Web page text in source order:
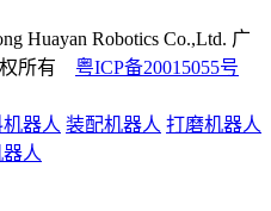
Huayan Robotics Co.,Ltd. 广
权所有 粤ICP备20015055号
机器人 装配机器人 打磨机器人
人